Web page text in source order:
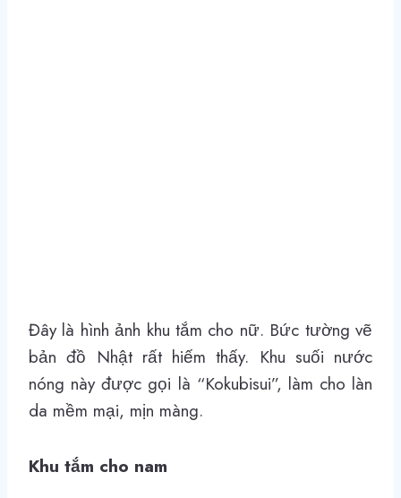
Đây là hình ảnh khu tắm cho nữ. Bức tường vẽ
bản đồ Nhật rất hiếm thấy. Khu suối nước
nóng này được gọi là “Kokubisui”, làm cho làn
da mềm mại, mịn màng.
Khu tắm cho nam